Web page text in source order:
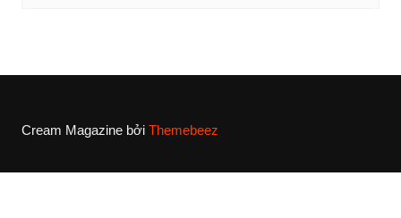
Cream Magazine bởi Themebeez